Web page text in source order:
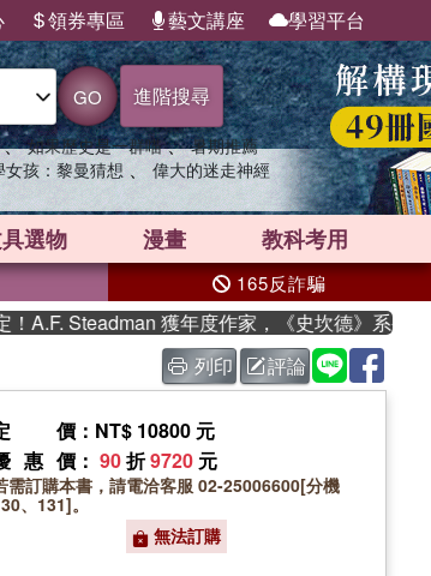
領券專區 藝文講座 學習平台
GO 進階搜尋
、 如果歷史是一群喵 、 暑期推薦
女孩：黎曼猜想 、 偉大的迷走神經
選物 漫畫 教科考用
165反詐騙
Steadman 獲年度作家，《史坎德》系列帶你踏
列印
評論
價 ：NT$ 10800 元
惠價 ： 90折9720 元
需訂購本書，請電洽客服 02-25006600[分機
、131]。
無法訂購